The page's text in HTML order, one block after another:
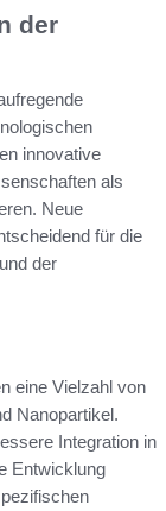
der
innovative
als
Neue
für die
der
eine Vielzahl von
Nanopartikel.
Integration in
Entwicklung